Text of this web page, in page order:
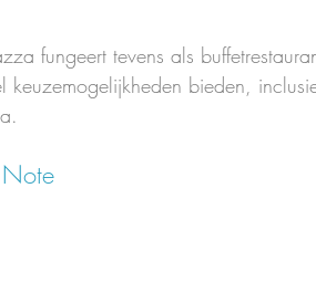
fungeert tevens als
keuzemogelijkheden bieden,